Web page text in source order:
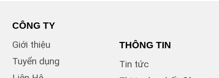
B5(6)
Bà Triệu(1)
Bạch Đằng (1)
Bùi Hữu Nghĩa (1)
CÔNG TY
Giới thiệu
Tuyển dụng
THÔNG TIN
Tin tức